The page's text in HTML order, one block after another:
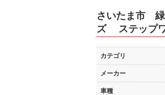
さいたま市
ズ ステップ
カテゴリ
メーカー
車種